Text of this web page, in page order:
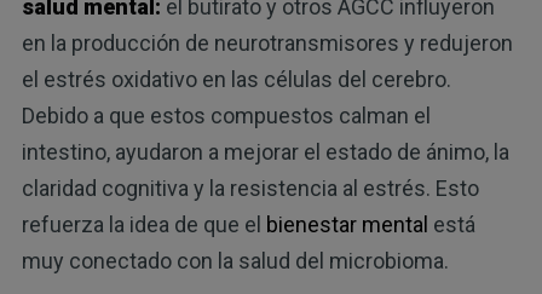
salud mental: el butirato y otros AGCC influyeron
en la producción de neurotransmisores y redujeron
el estrés oxidativo en las células del cerebro.
Debido a que estos compuestos calman el
intestino, ayudaron a mejorar el estado de ánimo, la
claridad cognitiva y la resistencia al estrés. Esto
refuerza la idea de que el bienestar mental está
muy conectado con la salud del microbioma.